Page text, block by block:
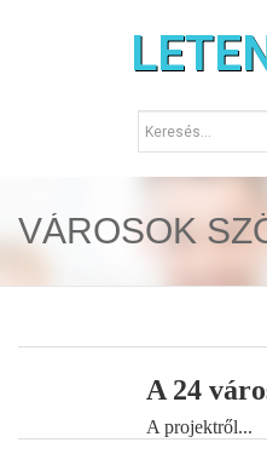
VÁROSOK
A 24
A projektről...